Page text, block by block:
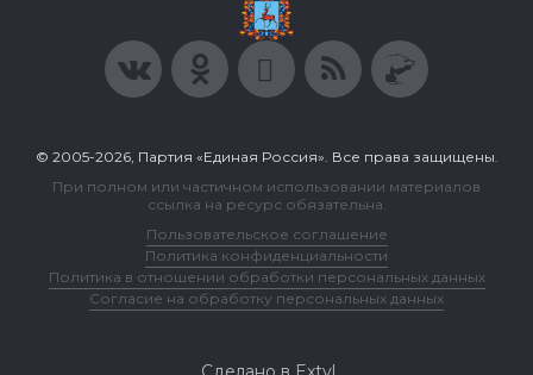
© 2005-2026, Партия «Единая Россия». Все права защищены.
При полном или частичном использовании материалов
ссылка на ресурс обязательна.
Пользовательское соглашение
Политика конфиденциальности
Политика в отношении обработки персональных данных
Согласие на обработку персональных данных